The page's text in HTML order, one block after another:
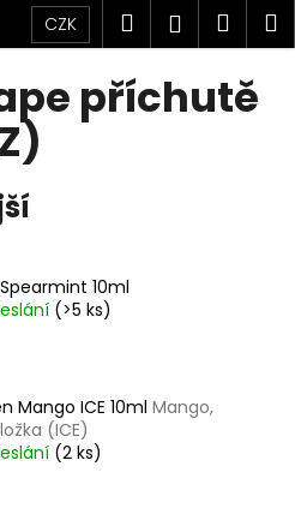
CZK Hledat
příchutě
10ml
(>5 ks)
Mango ICE 10ml Mango,
(ICE)
(2 ks)